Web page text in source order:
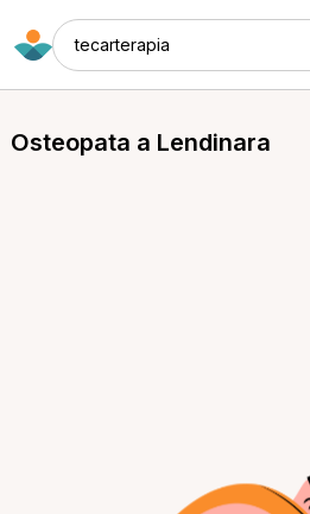
tecarterapia
Osteopata a Lendinara